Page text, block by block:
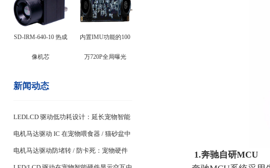
SD-IRM-640-10 热成
像机芯
内置IMU功能的100
万720P全局曝光
新闻动态
LEDLCD 驱动低功耗设计：延长宠物智能
设备续航关键
电机马达驱动 IC 在宠物喂食器 / 猫砂盆中
的稳定控制设计
电机马达驱动防堵转 / 防卡死：宠物硬件 1.奔驰自研MCU